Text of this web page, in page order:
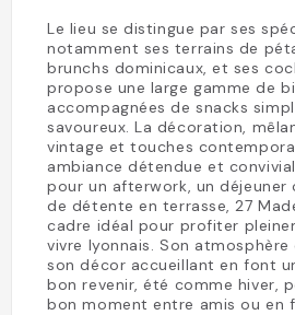
Le lieu se distingue par ses
notamment ses terrains de
brunchs dominicaux, et ses
propose une large gamme de
accompagnées de snacks
savoureux. La décoration,
vintage et touches
ambiance détendue et
pour un afterwork, un déjeuner
de détente en terrasse, 27
cadre idéal pour profiter
vivre lyonnais. Son atmosphère
son décor accueillant en font
bon revenir, été comme hiver,
bon moment entre amis ou en